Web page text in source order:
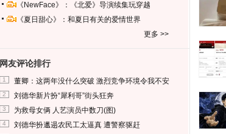
《NewFace》：《北爱》导演续集玩穿越
《夏日甜心》：和夏日有关的爱情世界
更多 >>
网友评论排行
1 董卿：这两年没什么突破 激烈竞争环境令我不安
2 刘德华新片扮“犀利哥”街头狂奔
3 为救母女俩 人艺演员中数刀(图)
4 刘德华扮邋遢农民工太逼真 遭警察驱赶